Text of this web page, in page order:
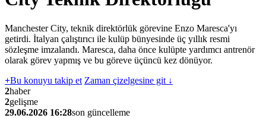
Manchester City, teknik direktörlük görevine Enzo Maresca'yı
getirdi. İtalyan çalıştırıcı ile kulüp bünyesinde üç yıllık resmi
sözleşme imzalandı. Maresca, daha önce kulüpte yardımcı antrenör
olarak görev yapmış ve bu göreve üçüncü kez dönüyor.
+Bu konuyu takip et Zaman çizelgesine git ↓
2haber
2gelişme
29.06.2026 16:28son güncelleme